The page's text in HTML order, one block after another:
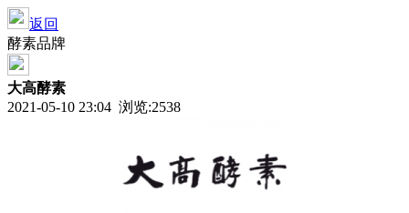
返回
酵素品牌
大高酵素
2021-05-10 23:04 浏览:2538